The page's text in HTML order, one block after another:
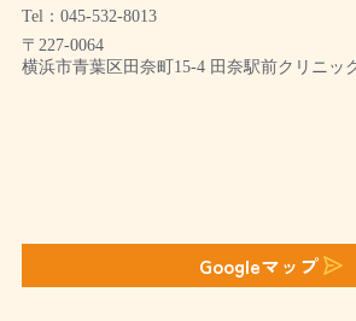
Tel：045-532-8013
〒227-0064
横浜市青葉区田奈町15-4 田奈駅前クリニッ
Googleマップ